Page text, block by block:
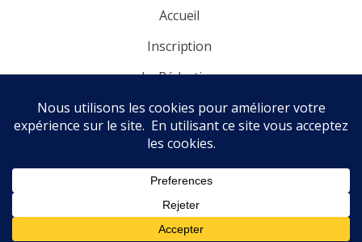
Accueil
Inscription
La Rédaction
Panorama